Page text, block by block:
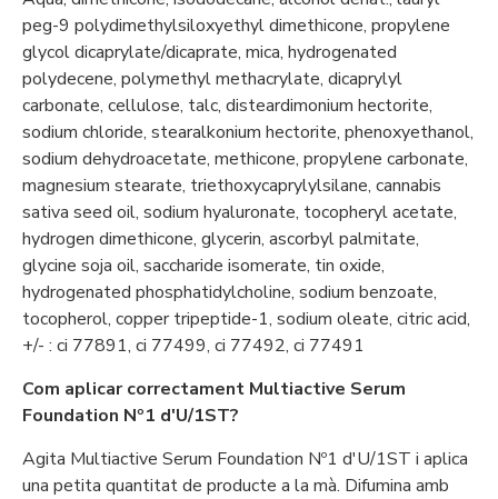
peg-9 polydimethylsiloxyethyl dimethicone, propylene
glycol dicaprylate/dicaprate, mica, hydrogenated
polydecene, polymethyl methacrylate, dicaprylyl
carbonate, cellulose, talc, disteardimonium hectorite,
sodium chloride, stearalkonium hectorite, phenoxyethanol,
sodium dehydroacetate, methicone, propylene carbonate,
magnesium stearate, triethoxycaprylylsilane, cannabis
sativa seed oil, sodium hyaluronate, tocopheryl acetate,
hydrogen dimethicone, glycerin, ascorbyl palmitate,
glycine soja oil, saccharide isomerate, tin oxide,
hydrogenated phosphatidylcholine, sodium benzoate,
tocopherol, copper tripeptide-1, sodium oleate, citric acid,
+/- : ci 77891, ci 77499, ci 77492, ci 77491
Com aplicar correctament Multiactive Serum
Foundation Nº1 d'U/1ST?
Agita Multiactive Serum Foundation Nº1 d'U/1ST i aplica
una petita quantitat de producte a la mà. Difumina amb